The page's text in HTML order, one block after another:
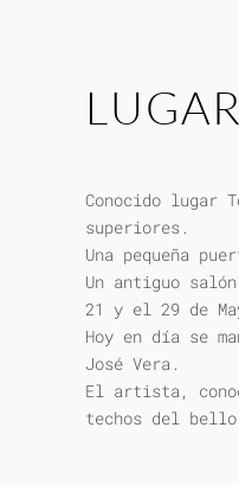
Conocido lugar
superiores.
Una pequeña
Un antiguo
21 y el 29 de
Hoy en día se
José Vera.
El artista,
techos del